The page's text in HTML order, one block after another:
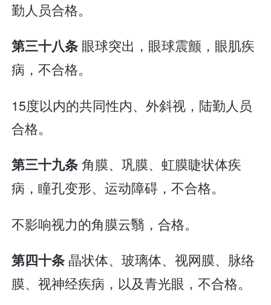
勤人员合格。
第三十八条 眼球突出，眼球震颤，眼肌疾
病，不合格。
15度以内的共同性内、外斜视，陆勤人员
合格。
第三十九条角膜、巩膜、虹膜睫状体疾
病，瞳孔变形、运动障碍，不合格。
不影响视力的角膜云翳，合格。
第四十条 晶状体、玻璃体、视网膜、脉络
膜、视神经疾病，以及青光眼，不合格。